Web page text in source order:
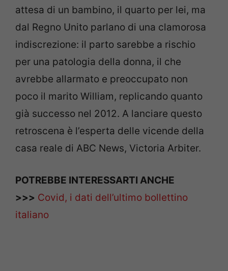
attesa di un bambino, il quarto per lei, ma
dal Regno Unito parlano di una clamorosa
indiscrezione: il parto sarebbe a rischio
per una patologia della donna, il che
avrebbe allarmato e preoccupato non
poco il marito William, replicando quanto
già successo nel 2012. A lanciare questo
retroscena è l’esperta delle vicende della
casa reale di ABC News, Victoria Arbiter.
POTREBBE INTERESSARTI ANCHE
>>> Covid, i dati dell’ultimo bollettino
italiano